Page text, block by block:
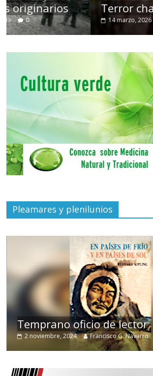
Terror chamánico coreano
14 marzo, 2026 Julio Martínez Molina
Pleamares y plenilunios
Temprano oficio de lector
2 noviembre, 2024 Francisco G. Navarro